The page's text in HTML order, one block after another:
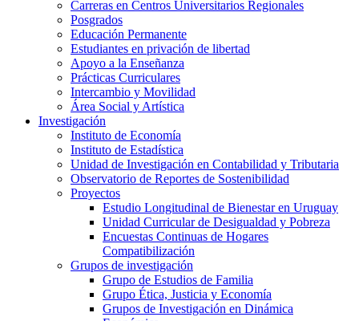
Carreras en Centros Universitarios Regionales
Posgrados
Educación Permanente
Estudiantes en privación de libertad
Apoyo a la Enseñanza
Prácticas Curriculares
Intercambio y Movilidad
Área Social y Artística
Investigación
Instituto de Economía
Instituto de Estadística
Unidad de Investigación en Contabilidad y Tributaria
Observatorio de Reportes de Sostenibilidad
Proyectos
Estudio Longitudinal de Bienestar en Uruguay
Unidad Curricular de Desigualdad y Pobreza
Encuestas Continuas de Hogares
Compatibilización
Grupos de investigación
Grupo de Estudios de Familia
Grupo Ética, Justicia y Economía
Grupos de Investigación en Dinámica